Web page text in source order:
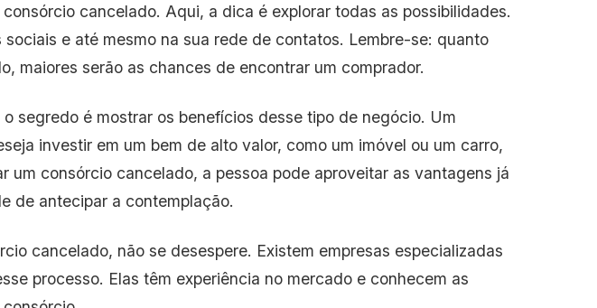
cancelado. Aqui, a dica é explorar todas as possibilidades.
e até mesmo na sua rede de contatos. Lembre-se: quanto
maiores serão as chances de encontrar um comprador.
segredo é mostrar os benefícios desse tipo de negócio. Um
investir em um bem de alto valor, como um imóvel ou um carro,
um consórcio cancelado, a pessoa pode aproveitar as vantagens já
de antecipar a contemplação.
cancelado, não se desespere. Existem empresas especializadas
processo. Elas têm experiência no mercado e conhecem as